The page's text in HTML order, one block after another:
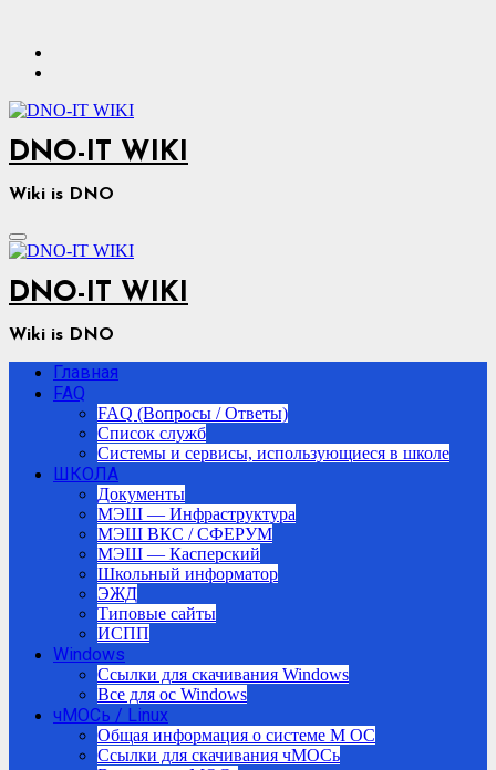
содержимому
DNO-IT WIKI
Wiki is DNO
DNO-IT WIKI
Wiki is DNO
Главная
FAQ
FAQ (Вопросы / Ответы)
Список служб
Системы и сервисы, использующиеся в школе
ШКОЛА
Документы
МЭШ — Инфраструктура
МЭШ ВКС / СФЕРУМ
МЭШ — Касперский
Школьный информатор
ЭЖД
Типовые сайты
ИСПП
Windows
Ссылки для скачивания Windows
Все для ос Windows
чМОСь / Linux
Общая информация о системе М ОС
Ссылки для скачивания чМОСь